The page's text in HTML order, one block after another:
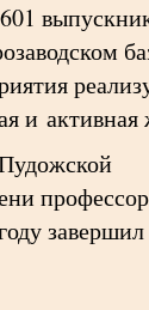
и активная